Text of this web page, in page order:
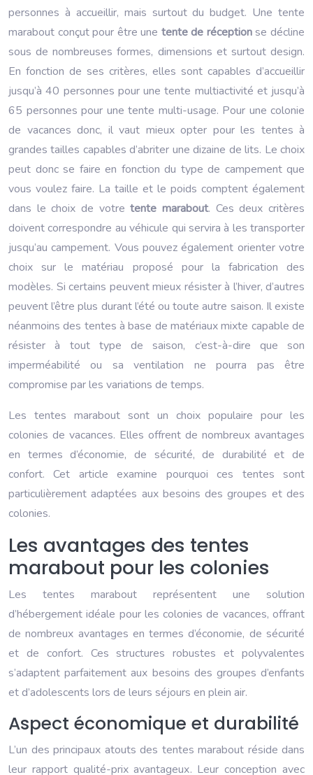
personnes à accueillir, mais surtout du budget. Une tente
marabout conçut pour être une tente de réceptionse décline
sous de nombreuses formes, dimensions et surtout design.
En fonction de ses critères, elles sont capables d’accueillir
jusqu’à 40 personnes pour une tente multiactivité et jusqu’à
65 personnes pour une tente multi-usage. Pour une colonie
de vacances donc, il vaut mieux opter pour les tentes à
grandes tailles capables d’abriter une dizaine de lits. Le choix
peut donc se faire en fonction du type de campement que
vous voulez faire. La taille et le poids comptent également
dans le choix de votretente marabout. Ces deux critères
doivent correspondre au véhicule qui servira à les transporter
jusqu’au campement. Vous pouvez également orienter votre
choix sur le matériau proposé pour la fabrication des
modèles. Si certains peuvent mieux résister à l’hiver, d’autres
peuvent l’être plus durant l’été ou toute autre saison. Il existe
néanmoins des tentes à base de matériaux mixte capable de
résister à tout type de saison, c’est-à-dire que son
imperméabilité ou sa ventilation ne pourra pas être
compromise par les variations de temps.
Les tentes marabout sont un choix populaire pour les
colonies de vacances. Elles offrent de nombreux avantages
en termes d’économie, de sécurité, de durabilité et de
confort. Cet article examine pourquoi ces tentes sont
particulièrement adaptées aux besoins des groupes et des
colonies.
Les avantages des tentes
marabout pour les colonies
Les tentes marabout représentent une solution
d’hébergement idéale pour les colonies de vacances, offrant
de nombreux avantages en termes d’économie, de sécurité
et de confort. Ces structures robustes et polyvalentes
s’adaptent parfaitement aux besoins des groupes d’enfants
et d’adolescents lors de leurs séjours en plein air.
Aspect économique et durabilité
L’un des principaux atouts des tentes marabout réside dans
leur rapport qualité-prix avantageux. Leur conception avec